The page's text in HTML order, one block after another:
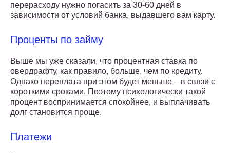
перерасходу нужно погасить за 30-60 дней в
зависимости от условий банка, выдавшего вам карту.
Проценты по займу
Выше мы уже сказали, что процентная ставка по
овердрафту, как правило, больше, чем по кредиту.
Однако переплата при этом будет меньше – в связи с
короткими сроками. Поэтому психологически такой
процент воспринимается спокойнее, и выплачивать
долг становится проще.
Платежи